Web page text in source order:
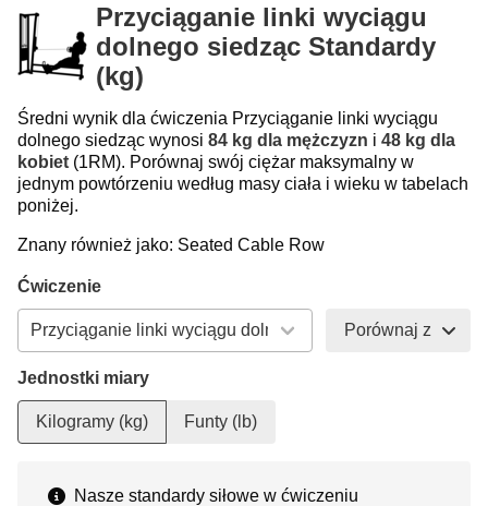
Przyciąganie linki wyciągu
dolnego siedząc Standardy
(kg)
Średni wynik dla ćwiczenia Przyciąganie linki wyciągu
dolnego siedząc wynosi 84 kg dla mężczyzn i 48 kg dla
kobiet (1RM). Porównaj swój ciężar maksymalny w
jednym powtórzeniu według masy ciała i wieku w tabelach
poniżej.
Znany również jako: Seated Cable Row
Ćwiczenie
Porównaj z
Jednostki miary
Kilogramy (kg) Funty (lb)
Nasze standardy siłowe w ćwiczeniu